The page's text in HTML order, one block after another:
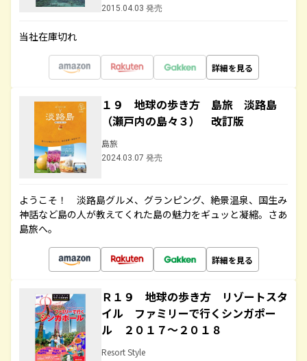
2015.04.03 発売
当社在庫切れ
詳細を見る
１９ 地球の歩き方 島旅 淡路島
（瀬戸内の島々３） 改訂版
島旅
2024.03.07 発売
ようこそ！ 淡路島グルメ、グランピング、絶景温泉、国生み
神話など島の人が教えてくれた島の魅力をギュッと凝縮。さあ
島旅へ。
詳細を見る
Ｒ１９ 地球の歩き方 リゾートスタ
イル ファミリーで行くシンガポー
ル ２０１７～２０１８
Resort Style